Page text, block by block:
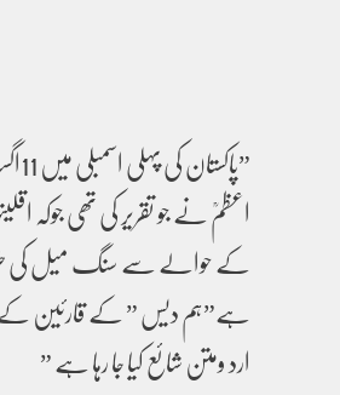
اعظمؒ نے جو تقریر کی تھی جوکہ
کے حوالے سے سنگ میل کی
ہے”ہم دیس ” کے قارئین
ارد ومتن شائع کیا جا رہا ہے ”